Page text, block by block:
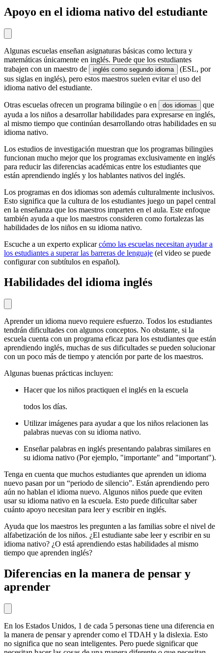
Apoyo en el idioma nativo del estudiante
Algunas escuelas enseñan asignaturas básicas como lectura y
matemáticas únicamente en inglés. Puede que los estudiantes
trabajen con un maestro de
inglés como segundo idioma
(ESL, por
sus siglas en inglés), pero estos maestros suelen evitar el uso del
idioma nativo del estudiante.
Otras escuelas ofrecen un programa bilingüe o en dos idiomas
que
ayuda a los niños a desarrollar habilidades para expresarse en inglés,
al mismo tiempo que continúan desarrollando otras habilidades en su
idioma nativo.
Los estudios de investigación muestran que los programas bilingües
funcionan mucho mejor que los programas exclusivamente en inglés
para reducir las diferencias académicas entre los estudiantes que
están aprendiendo inglés y los hablantes nativos del inglés.
Los programas en dos idiomas son además culturalmente inclusivos.
Esto significa que la cultura de los estudiantes juego un papel central
en la enseñanza que los maestros imparten en el aula. Este enfoque
también ayuda a que los maestros consideren como fortalezas las
habilidades de los niños en su idioma nativo.
Escuche a un experto explicarcómo las escuelas necesitan ayudar a
los estudiantes a superar las barreras de lenguaje (el video se puede
configurar con subtítulos en español).
Habilidades del idioma inglés
Aprender un idioma nuevo requiere esfuerzo. Todos los estudiantes
tendrán dificultades con algunos conceptos. No obstante, si la
escuela cuenta con un programa eficaz para los estudiantes que están
aprendiendo inglés, muchas de sus dificultades se pueden solucionar
con un poco más de tiempo y atención por parte de los maestros.
Algunas buenas prácticas incluyen:
Hacer que los niños practiquen el inglés en la escuela
todos los días.
Utilizar imágenes para ayudar a que los niños relacionen las
palabras nuevas con su idioma nativo.
Enseñar palabras en inglés presentando palabras similares en
su idioma nativo (Por ejemplo, "importante" and "important").
Tenga en cuenta que muchos estudiantes que aprenden un idioma
nuevo pasan por un “periodo de silencio”. Están aprendiendo pero
aún no hablan el idioma nuevo. Algunos niños puede que eviten
usar su idioma nativo en la escuela. Esto puede dificultar saber
cuánto apoyo necesitan para leer y escribir en inglés.
Ayuda que los maestros les pregunten a las familias sobre el nivel de
alfabetización de los niños. ¿El estudiante sabe leer y escribir en su
idioma nativo? ¿O está aprendiendo estas habilidades al mismo
tiempo que aprenden inglés?
Diferencias en la manera de pensar y
aprender
En los Estados Unidos, 1 de cada 5 personas tiene una diferencia en
la manera de pensar y aprender como el TDAH y la dislexia. Esto
no significa que no sean inteligentes. Pero puede significar que